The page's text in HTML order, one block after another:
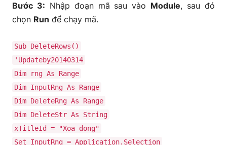
Bước 3: Nhập đoạn mã sau vào Module, sau đó
chọn Run để chạy mã.
Sub DeleteRows()
'Updateby20140314
Dim rng As Range
Dim InputRng As Range
Dim DeleteRng As Range
Dim DeleteStr As String
xTitleId = "Xoa dong"
Set InputRng = Application.Selection